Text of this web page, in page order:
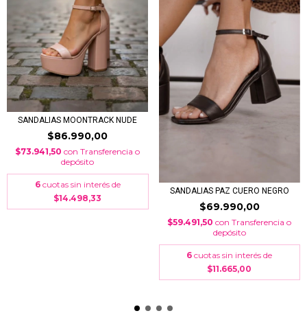
SANDALIAS MOONTRACK NUDE
$86.990,00
$73.941,50con Transferencia o
depósito
6 cuotas sin interés de
$14.498,33
SANDALIAS PAZ CUERO NEGRO
$69.990,00
$59.491,50con Transferencia o
depósito
6 cuotas sin interés de
$11.665,00